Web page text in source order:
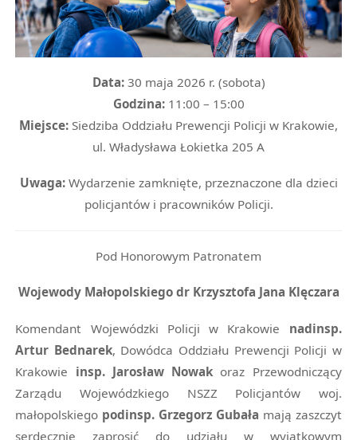
Data:30 maja 2026 r. (sobota)
Godzina:11:00 – 15:00
Miejsce: Siedziba Oddziału Prewencji Policji w Krakowie,
ul. Władysława Łokietka 205 A
Uwaga:Wydarzenie zamknięte, przeznaczone dla dzieci
policjantów i pracowników Policji.
Pod Honorowym Patronatem
Wojewody Małopolskiego dr Krzysztofa Jana Klęczara
Komendant Wojewódzki Policji w Krakowie nadinsp.
Artur Bednarek, Dowódca Oddziału Prewencji Policji w
Krakowie insp. Jarosław Nowak oraz Przewodniczący
Zarządu Wojewódzkiego NSZZ Policjantów woj.
małopolskiego podinsp. Grzegorz Gubała mają zaszczyt
serdecznie zaprosić do udziału w wyjątkowym